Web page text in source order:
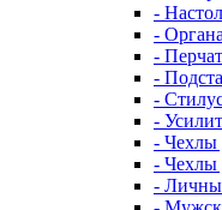
-
-
-
-
-
-
- Чехлы
- Чехлы
-